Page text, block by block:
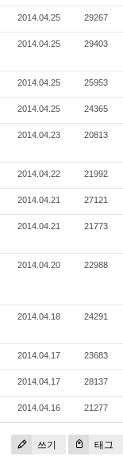
2014.04.25 29267
2014.04.25 29403
2014.04.25 25953
2014.04.25 24365
2014.04.23 20813
2014.04.22 21992
2014.04.21 27121
2014.04.21 21773
2014.04.20 22988
2014.04.18 24291
2014.04.17 23683
2014.04.17 28137
2014.04.16 21277
쓰기 태그